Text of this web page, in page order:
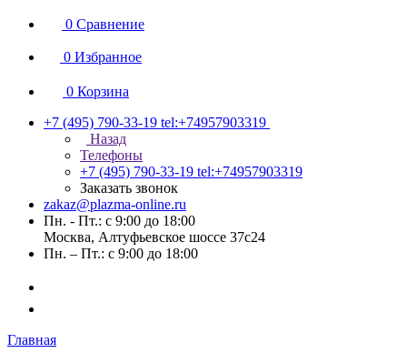
0 Сравнение
0 Избранное
0 Корзина
+7 (495) 790-33-19 tel:+74957903319
Назад
Телефоны
+7 (495) 790-33-19 tel:+74957903319
Заказать звонок
zakaz@plazma-online.ru
Пн. - Пт.: с 9:00 до 18:00
Москва, Алтуфьевское шоссе 37с24
Пн. – Пт.: с 9:00 до 18:00
Главная